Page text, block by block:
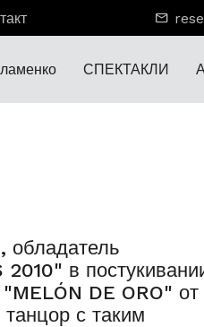
СПЕКТАКЛИ
обладатель
в
DE ORO" от
с таким